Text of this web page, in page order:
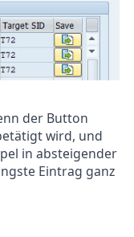
der Button
wird, und
in absteigender
Eintrag ganz